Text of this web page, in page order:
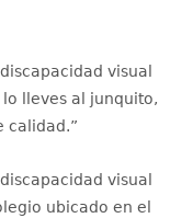
visual
lleves al junquito,
calidad.”
visual
ubicado en el